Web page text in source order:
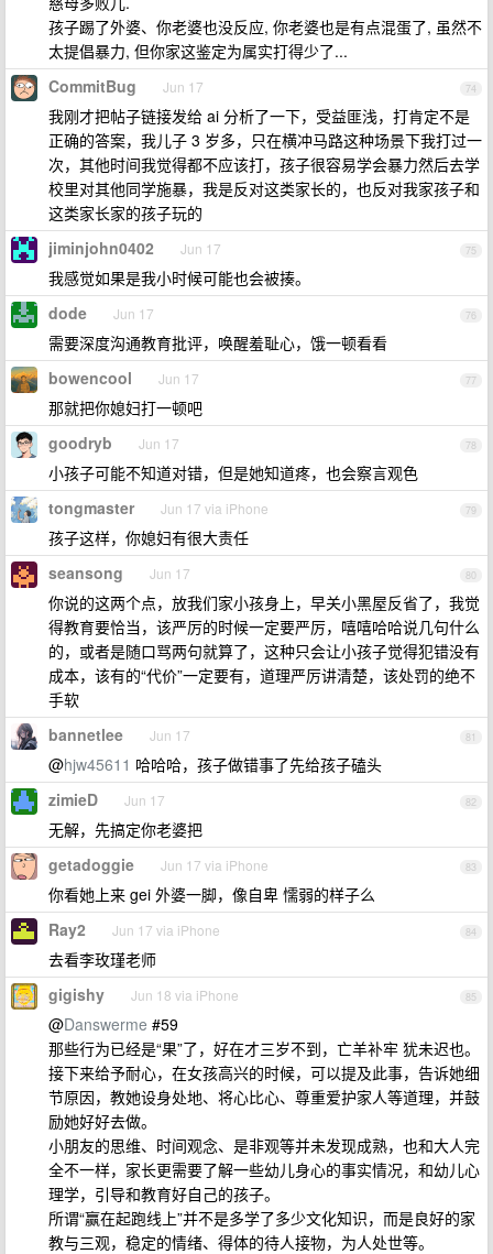
孩子踢了外婆、你老婆也没反应, 你老婆也是有点混蛋了, 虽然不
太提倡暴力, 但你家这鉴定为属实打得少了...
74
CommitBug Jun 17
我刚才把帖子链接发给 ai 分析了一下，受益匪浅，打肯定不是
正确的答案，我儿子 3 岁多，只在横冲马路这种场景下我打过一
次，其他时间我觉得都不应该打，孩子很容易学会暴力然后去学
校里对其他同学施暴，我是反对这类家长的，也反对我家孩子和
这类家长家的孩子玩的
75
jiminjohn0402 Jun 17
我感觉如果是我小时候可能也会被揍。
76
dode Jun 17
需要深度沟通教育批评，唤醒羞耻心，饿一顿看看
77
bowencool Jun 17
那就把你媳妇打一顿吧
78
goodryb Jun 17
小孩子可能不知道对错，但是她知道疼，也会察言观色
79
tongmaster Jun 17 via iPhone
孩子这样，你媳妇有很大责任
80
seansong Jun 17
你说的这两个点，放我们家小孩身上，早关小黑屋反省了，我觉
得教育要恰当，该严厉的时候一定要严厉，嘻嘻哈哈说几句什么
的，或者是随口骂两句就算了，这种只会让小孩子觉得犯错没有
成本，该有的“代价”一定要有，道理严厉讲清楚，该处罚的绝不
手软
81
bannetlee Jun 17
@hjw45611 哈哈哈，孩子做错事了先给孩子磕头
82
zimieD Jun 17
无解，先搞定你老婆把
83
getadoggie Jun 17 via iPhone
你看她上来 gei 外婆一脚，像自卑 懦弱的样子么
84
Ray2 Jun 17 via iPhone
去看李玫瑾老师
85
gigishy Jun 18 via iPhone
@Danswerme #59
那些行为已经是“果”了，好在才三岁不到，亡羊补牢 犹未迟也。
接下来给予耐心，在女孩高兴的时候，可以提及此事，告诉她细
节原因，教她设身处地、将心比心、尊重爱护家人等道理，并鼓
励她好好去做。
小朋友的思维、时间观念、是非观等并未发现成熟，也和大人完
全不一样，家长更需要了解一些幼儿身心的事实情况，和幼儿心
理学，引导和教育好自己的孩子。
所谓“赢在起跑线上”并不是多学了多少文化知识，而是良好的家
教与三观，稳定的情绪、得体的待人接物，为人处世等。